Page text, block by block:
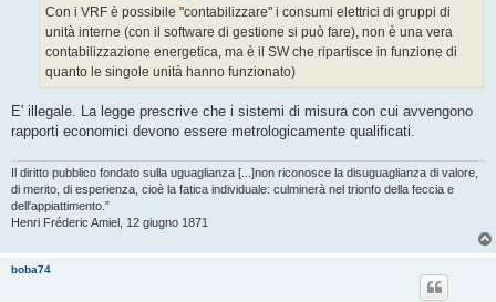
Con i VRF è possibile "contabilizzare" i consumi elettrici di gruppi di
unità interne (con il software di gestione si può fare), non è una vera
contabilizzazione energetica, ma è il SW che ripartisce in funzione di
quanto le singole unità hanno funzionato)
E' illegale. La legge prescrive che i sistemi di misura con cui avvengono
rapporti economici devono essere metrologicamente qualificati.
Il diritto pubblico fondato sulla uguaglianza [...]non riconosce la disuguaglianza di valore,
di merito, di esperienza, cioè la fatica individuale: culminerà nel trionfo della feccia e
dell'appiattimento.”
Henri Fréderic Amiel, 12 giugno 1871
boba74